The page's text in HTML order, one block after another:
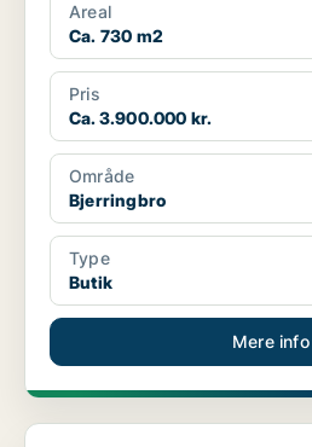
Areal
Ca. 730 m2
Pris
Ca. 3.900.000 kr.
Område
Bjerringbro
Type
Butik
Mere info
Boligudlejningsejendom i Bjerringbro